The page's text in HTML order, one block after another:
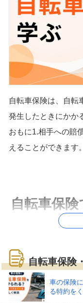
自転車保険は、自転
発生したときにかか
おもに1.相手への賠
えることができます。
自転車保
自転車保険は、自転
けがをしたり、相手
に保険金がおりる保
自転車保険
車の保険
る特約を